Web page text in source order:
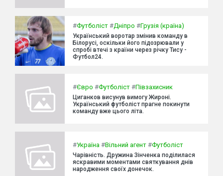
#Футболіст #Дніпро #Грузія (країна)
Український воротар змінив команду в
Білорусі, оскільки його підозрювали у
спробі втечі з країни через річку Тису -
Футбол24.
#Євро #Футболіст #Півзахисник
Циганков висунув вимогу Жироні.
Український футболіст прагне покинути
команду вже цього літа.
#Україна #Вільний агент #Футболіст
Чарівність. Дружина Зінченка поділилася
яскравими моментами святкування днів
народження своїх донечок.